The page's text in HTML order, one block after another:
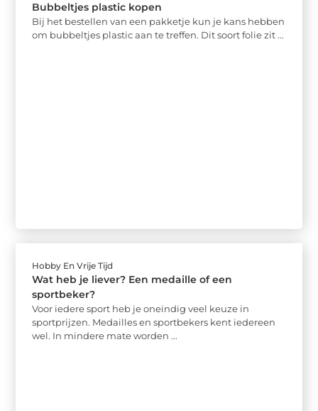
Bubbeltjes plastic kopen
Bij het bestellen van een pakketje kun je kans hebben
om bubbeltjes plastic aan te treffen. Dit soort folie zit ...
Hobby En Vrije Tijd
Wat heb je liever? Een medaille of een
sportbeker?
Voor iedere sport heb je oneindig veel keuze in
sportprijzen. Medailles en sportbekers kent iedereen
wel. In mindere mate worden ...